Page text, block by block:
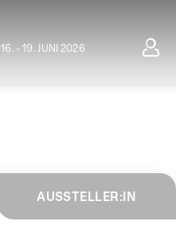
16. - 19. JUNI 2026
AUSSTELLER:IN